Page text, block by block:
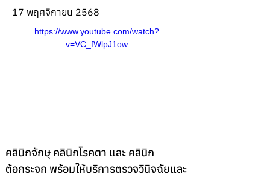
17 พฤศจิกายน 2568
https://www.youtube.com/watch?
v=VC_fWlpJ1ow
คลินิกจักษุ คลินิกโรคตา และ คลินิก
ต้อกระจก พร้อมให้บริการตรวจวินิจฉัยและ